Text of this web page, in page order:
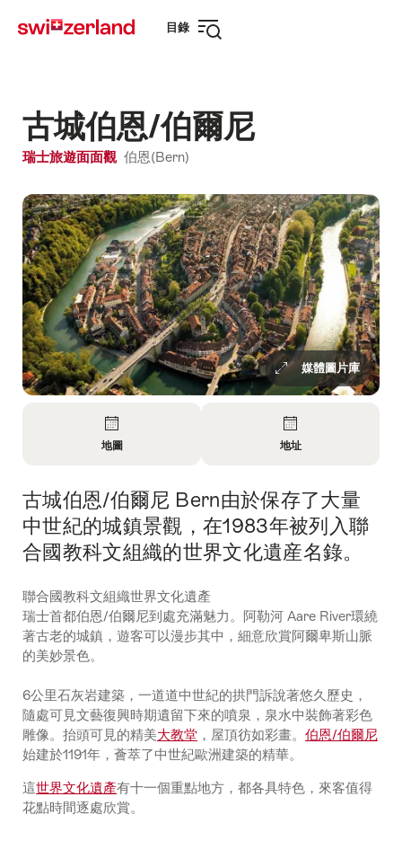
目錄
古城伯恩/伯爾尼
瑞士旅遊面面觀 伯恩(Bern)
媒體圖片庫
資
料
地
圖
地圖
資
料
聯
絡
式
地址
簡
介
古城伯恩/伯爾尼 Bern由於保存了大量
中世紀的城鎮景觀，在1983年被列入聯
合國教科文組織的世界文化遺産名錄。
聯合國教科文組織世界文化遺產
瑞士首都伯恩/伯爾尼到處充滿魅力。阿勒河 Aare River環繞
著古老的城鎮，遊客可以漫步其中，細意欣賞阿爾卑斯山脈
的美妙景色。
6公里石灰岩建築，一道道中世紀的拱門訴說著悠久歷史，
隨處可見文藝復興時期遺留下來的噴泉，泉水中裝飾著彩色
雕像。抬頭可見的精美大教堂 ，屋頂彷如彩畫。 伯恩/伯爾尼
始建於1191年，薈萃了中世紀歐洲建築的精華。
這世界文化遺產有十一個重點地方，都各具特色，來客值得
花點時間逐處欣賞。